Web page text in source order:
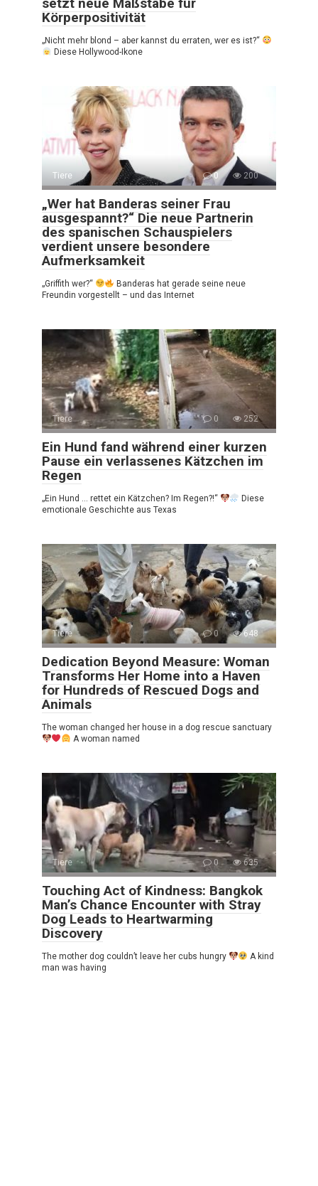
setzt neue Maßstäbe für
Körperpositivität
„Nicht mehr blond – aber kannst du erraten, wer es ist?“
Diese Hollywood-Ikone
Tiere 0 200
„Wer hat Banderas seiner Frau
ausgespannt?“ Die neue Partnerin
des spanischen Schauspielers
verdient unsere besondere
Aufmerksamkeit
„Griffith wer?“
Banderas hat gerade seine neue
Freundin vorgestellt – und das Internet
Tiere 0 252
Ein Hund fand während einer kurzen
Pause ein verlassenes Kätzchen im
Regen
„Ein Hund … rettet ein Kätzchen? Im Regen?!“
Diese
emotionale Geschichte aus Texas
Tiere 0 648
Dedication Beyond Measure: Woman
Transforms Her Home into a Haven
for Hundreds of Rescued Dogs and
Animals
The woman changed her house in a dog rescue sanctuary
A woman named
Tiere 0 635
Touching Act of Kindness: Bangkok
Man’s Chance Encounter with Stray
Dog Leads to Heartwarming
Discovery
The mother dog couldn’t leave her cubs hungry
A kind
man was having